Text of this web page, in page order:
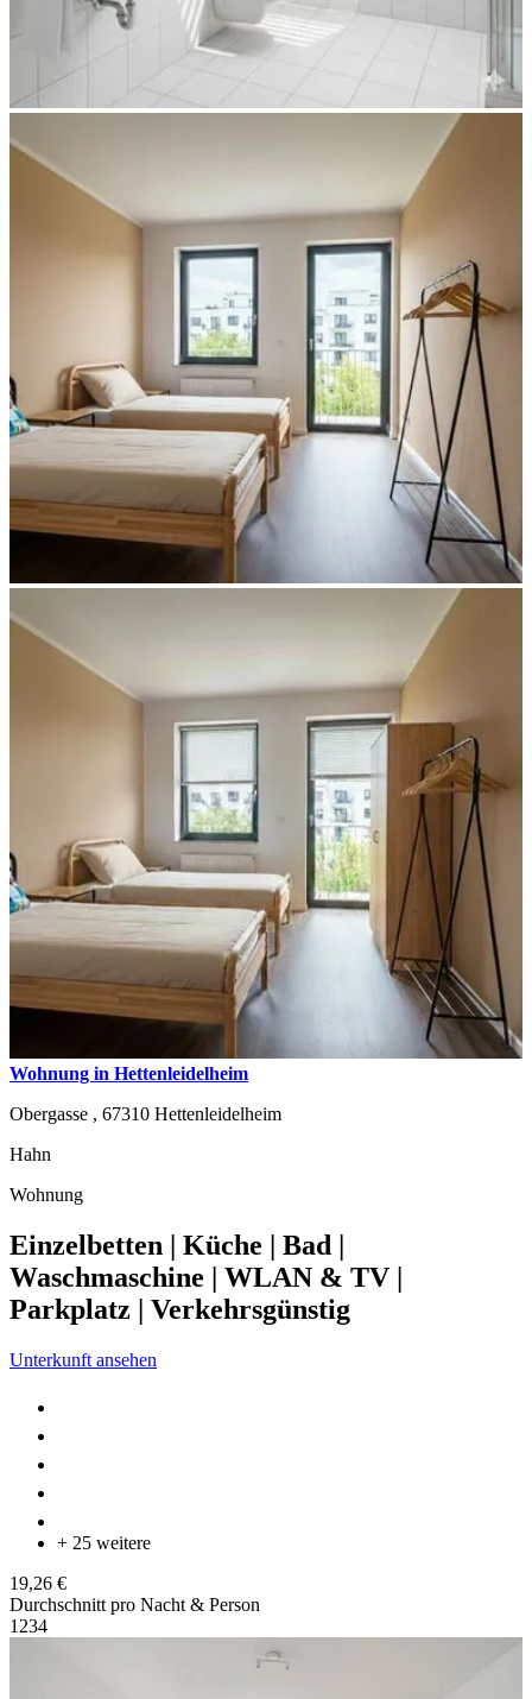
Wohnung in Hettenleidelheim
Obergasse , 67310 Hettenleidelheim
Hahn
Wohnung
Einzelbetten | Küche | Bad |
Waschmaschine | WLAN & TV |
Parkplatz | Verkehrsgünstig
Unterkunft ansehen
+ 25 weitere
19,26 €
Durchschnitt pro Nacht & Person
1 234